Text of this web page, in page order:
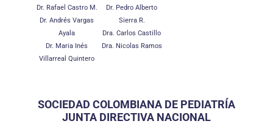
Dr. Rafael Castro M.
Dr. Andrés Vargas
Ayala
Dr. Maria Inés
Villarreal Quintero
Dr. Pedro Alberto
Sierra R.
Dra. Carlos Castillo
Dra. Nicolas Ramos
SOCIEDAD COLOMBIANA DE PEDIATRÍA
JUNTA DIRECTIVA NACIONAL